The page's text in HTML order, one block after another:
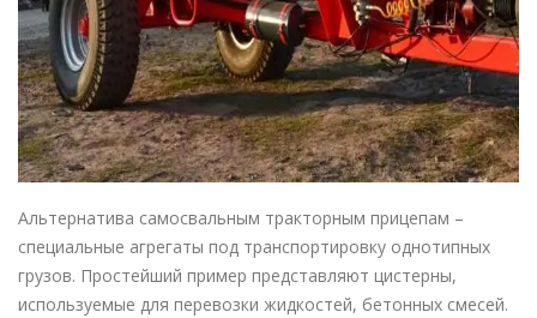
Альтернатива самосвальным тракторным прицепам –
специальные агрегаты под транспортировку однотипных
грузов. Простейший пример представляют цистерны,
используемые для перевозки жидкостей, бетонных смесей.